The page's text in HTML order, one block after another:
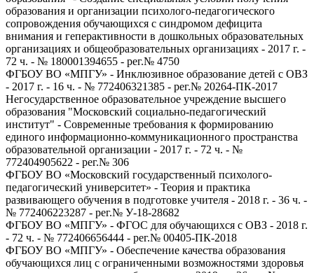
образования и организации психолого-педагогического
сопровождения обучающихся с синдромом дефицита
внимания и геперактивности в дошкольных образовательных
организациях и общеобразовательных организациях - 2017 г. -
72 ч. - № 180001394655 - рег.№ 4750
ФГБОУ ВО «МПГУ» - Инклюзивное образование детей с ОВЗ
- 2017 г. - 16 ч. - № 772406321385 - рег.№ 20264-ПК-2017
Негосударственное образовательное учреждение высшего
образования "Московский социально-педагогический
институт" - Современные требования к формированию
единого информационно-коммуникационного пространства
образовательной организации - 2017 г. - 72 ч. - №
772404905622 - рег.№ 306
ФГБОУ ВО «Московский государственный психолого-
педагогический университет» - Теория и практика
развивающего обучения в подготовке учителя - 2018 г. - 36 ч. -
№ 772406223287 - рег.№ У-18-28682
ФГБОУ ВО «МПГУ» - ФГОС для обучающихся с ОВЗ - 2018 г.
- 72 ч. - № 772406656444 - рег.№ 00405-ПК-2018
ФГБОУ ВО «МПГУ» - Обеспечение качества образования
обучающихся лиц с ограниченными возможностями здоровья